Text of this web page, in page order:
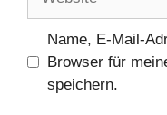
Name, E-Mail-
Browser für
speichern.